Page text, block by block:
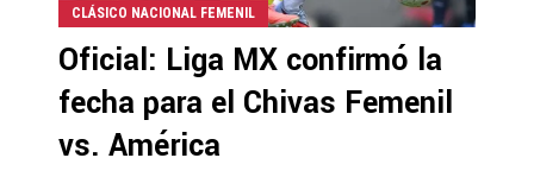
CLÁSICO NACIONAL FEMENIL
Oficial: Liga MX confirmó la
fecha para el Chivas Femenil
vs. América